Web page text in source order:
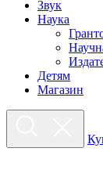
Звук
Наука
Детям
Магазин